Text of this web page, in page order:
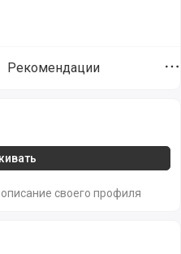
Рекомендации
своего профиля